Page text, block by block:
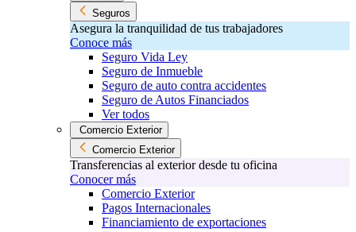
Seguros
Asegura la tranquilidad de tus trabajadores
Conoce más
Seguro Vida Ley
Seguro de Inmueble
Seguro de auto contra accidentes
Seguro de Autos Financiados
Ver todos
Comercio Exterior
Comercio Exterior
Transferencias al exterior desde tu oficina
Conocer más
Comercio Exterior
Pagos Internacionales
Financiamiento de exportaciones